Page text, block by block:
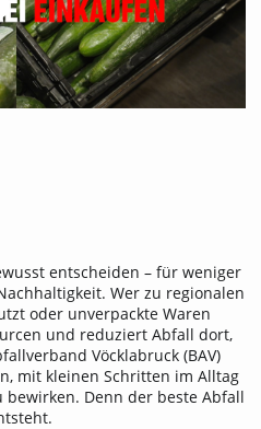
entscheiden – für weniger
Wer zu regionalen
oder unverpackte Waren
und reduziert Abfall dort,
Vöcklabruck (BAV)
mit kleinen Schritten im Alltag
Denn der beste Abfall